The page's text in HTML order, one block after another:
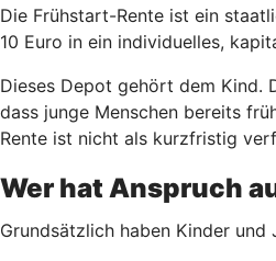
Die Frühstart-Rente ist ein
10 Euro in ein individuelles,
Dieses Depot gehört dem Kind.
dass junge Menschen bereits
Rente ist nicht als kurzfristig
Wer hat Anspruch
Grundsätzlich haben Kinder